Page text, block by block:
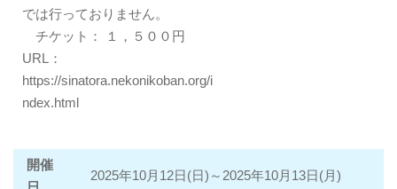
では行っておりません。
チケット： １，５００円
URL：
https://sinatora.nekonikoban.org/i
ndex.html
開催
2025年10月12日(日)～2025年10月13日(月)